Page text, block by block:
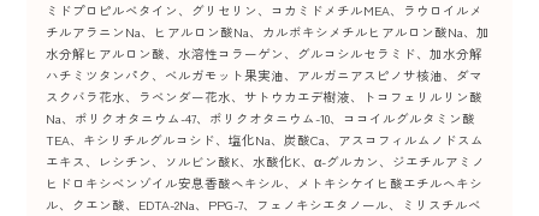
ミドプロピルベタイン、グリセリン、コカミドメチルMEA、ラウロイルメ
チルアラニンNa、ヒアルロン酸Na、カルボキシメチルヒアルロン酸Na、加
水分解ヒアルロン酸、水溶性コラーゲン、グルコシルセラミド、加水分解
ハチミツタンパク、ベルガモット果実油、アルガニアスピノサ核油、ダマ
スクバラ花水、ラベンダー花水、サトウカエデ樹液、トコフェリルリン酸
Na、ポリクオタニウム-47、ポリクオタニウム-10、ココイルグルタミン酸
TEA、キシリチルグルコシド、塩化Na、炭酸Ca、アスコフィルムノドスム
エキス、レシチン、ソルビン酸K、水酸化K、α-グルカン、ジエチルアミノ
ヒドロキシベンゾイル安息香酸ヘキシル、メトキシケイヒ酸エチルヘキシ
ル、クエン酸、EDTA-2Na、PPG-7、フェノキシエタノール、ミリスチルベ